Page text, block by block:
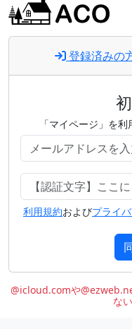
登録済みの
「マイページ」を
利用規約およびプライ
@icloud.comや
な